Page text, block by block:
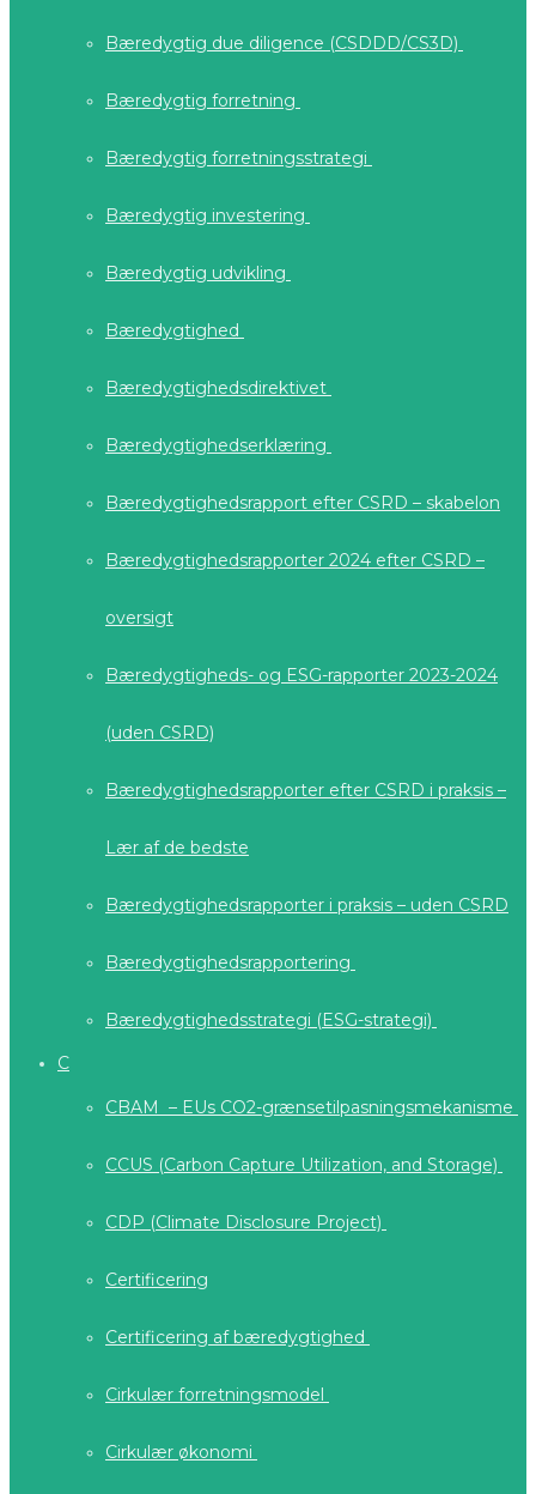
Bæredygtig due diligence (CSDDD/CS3D)
Bæredygtig forretning
Bæredygtig forretningsstrategi
Bæredygtig investering
Bæredygtig udvikling
Bæredygtighed
Bæredygtighedsdirektivet
Bæredygtighedserklæring
Bæredygtighedsrapport efter CSRD – skabelon
Bæredygtighedsrapporter 2024 efter CSRD –
oversigt
Bæredygtigheds- og ESG-rapporter 2023-2024
(uden CSRD)
Bæredygtighedsrapporter efter CSRD i praksis –
Lær af de bedste
Bæredygtighedsrapporter i praksis – uden CSRD
Bæredygtighedsrapportering
Bæredygtighedsstrategi (ESG-strategi)
C
CBAM – EUs CO2-grænsetilpasningsmekanisme
CCUS (Carbon Capture Utilization, and Storage)
CDP (Climate Disclosure Project)
Certificering
Certificering af bæredygtighed
Cirkulær forretningsmodel
Cirkulær økonomi